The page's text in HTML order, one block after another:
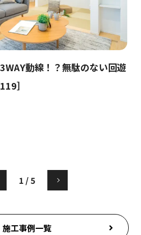
動線！？無駄のない回遊
］
1 /5
施工事例一覧